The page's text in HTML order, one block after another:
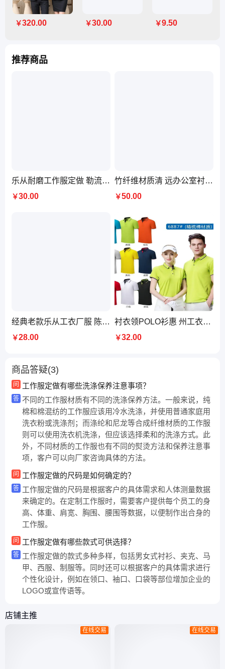
￥320.00 ￥30.00 ￥9.50
推荐商品
乐从耐磨工作服定做 勒流杏坛工衣制服提供样衣选
￥30.00
竹纤维材质清 远办公室衬衣 时尚制服厂服定制工衣定做厂家
￥50.00
经典老款乐从工衣厂服 陈村工作服制衣厂 免费设计打样
￥28.00
衬衣领POLO衫惠 州工衣制服定做 夏装工作服现货
￥32.00
商品答疑(3)
问 工作服定做有哪些洗涤保养注意事项？
答 不同的工作服材质有不同的洗涤保养方法。一般来说，纯
棉和棉混纺的工作服应该用冷水洗涤，并使用普通家庭用
洗衣粉或洗涤剂；而涤纶和尼龙等合成纤维材质的工作服
则可以使用洗衣机洗涤，但应该选择柔和的洗涤方式。此
外，不同材质的工作服也有不同的熨烫方法和保养注意事
项，客户可以向厂家咨询具体的方法。
问 工作服定做的尺码是如何确定的？
答 工作服定做的尺码是根据客户的具体需求和人体测量数据
来确定的。在定制工作服时，需要客户提供每个员工的身
高、体重、肩宽、胸围、腰围等数据，以便制作出合身的
工作服。
问 工作服定做有哪些款式可供选择？
答 工作服定做的款式多种多样，包括男女式衬衫、夹克、马
甲、西服、制服等。同时还可以根据客户的具体需求进行
个性化设计，例如在领口、袖口、口袋等部位增加企业的
LOGO或宣传语等。
店铺主推
在线交易 在线交易